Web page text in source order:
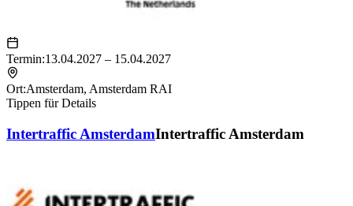
Termin:13.04.2027 – 15.04.2027
Ort:Amsterdam, Amsterdam RAI
Tippen für Details
Intertraffic AmsterdamIntertraffic Amsterdam